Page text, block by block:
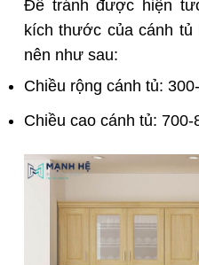
Để tránh được hiện
kích thước của cánh
nên như sau:
Chiều rộng cánh tủ:
Chiều cao cánh tủ: 700-